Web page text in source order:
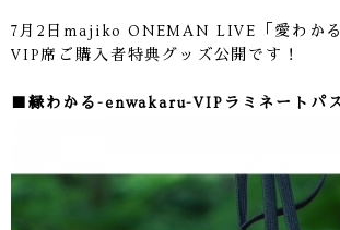
7月2日majiko ONEMAN LIVE「愛わか
VIP席ご購入者特典グッズ公開です！
■縁わかる-enwakaru-VIPラミネートパ